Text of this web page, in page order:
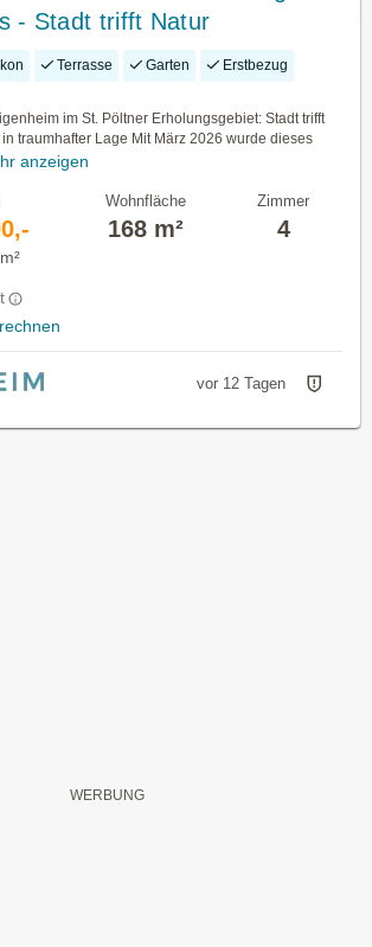
- Stadt trifft Natur
Terrasse Garten Erstbezug
im St. Pöltner Erholungsgebiet: Stadt trifft
traumhafter Lage Mit März 2026 wurde dieses
anzeigen
Wohnfläche
168 m²
Zimmer
4
vor 12 Tagen